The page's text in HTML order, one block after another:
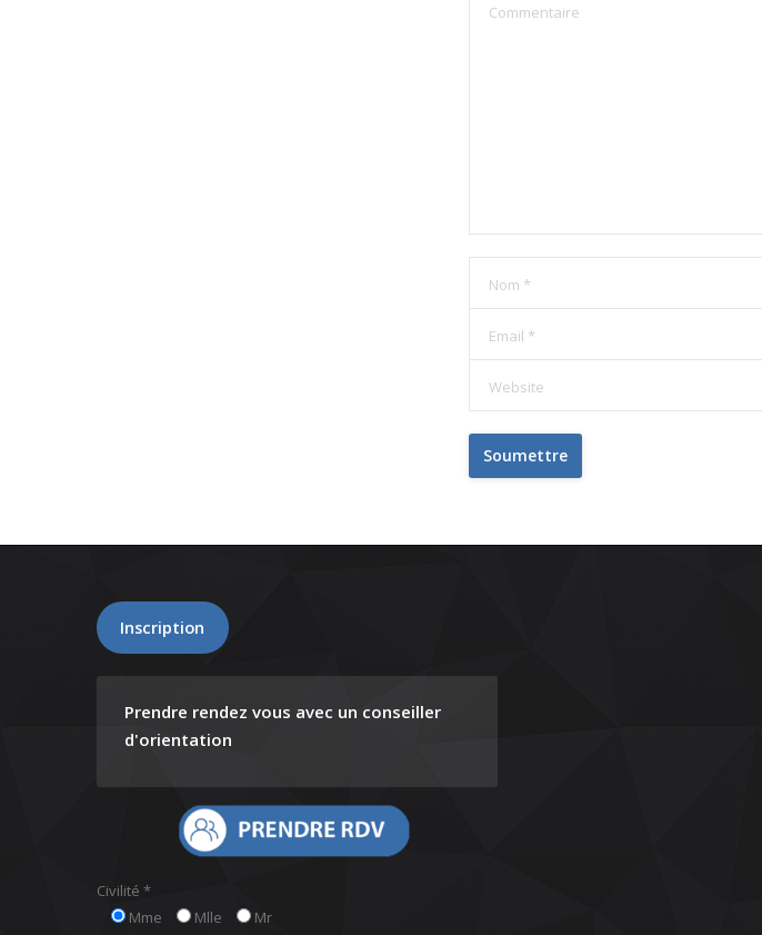
Commentaire
Nom *
Email *
Website
Soumettre
Inscription
Prendre rendez vous avec un conseiller
d'orientation
Civilité *
Mme
Mlle Mr